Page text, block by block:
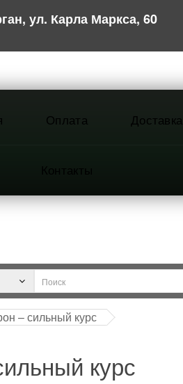
ул. Карла Маркса, 60
Оплата Доставка
– сильный курс
курс